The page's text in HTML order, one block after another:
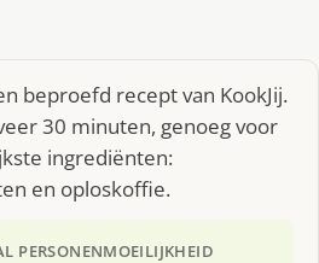
beproefd recept van KookJij.
30 minuten, genoeg voor
ingrediënten:
en oploskoffie.
PERSONENMOEILIJKHEID